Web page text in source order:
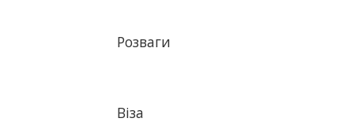
Розваги
Віза